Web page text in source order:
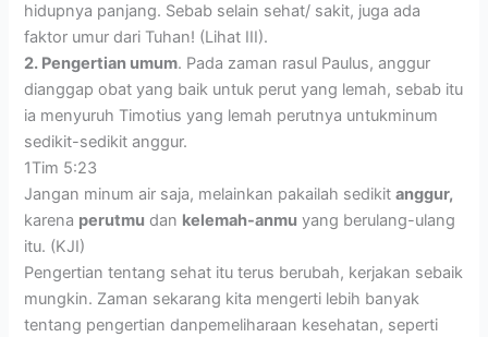
hidupnya panjang. Sebab selain sehat/ sakit, juga ada
faktor umur dari Tuhan! (Lihat III).
2. Pengertian umum. Pada zaman rasul Paulus, anggur
dianggap obat yang baik untuk perut yang lemah, sebab itu
ia menyuruh Timotius yang lemah perutnya untukminum
sedikit-sedikit anggur.
1Tim 5:23
Jangan minum air saja, melainkan pakailah sedikitanggur,
karena perutmu dan kelemah-anmu yang berulang-ulang
itu. (KJI)
Pengertian tentang sehat itu terus berubah, kerjakan sebaik
mungkin. Zaman sekarang kita mengerti lebih banyak
tentang pengertian danpemeliharaan kesehatan, seperti